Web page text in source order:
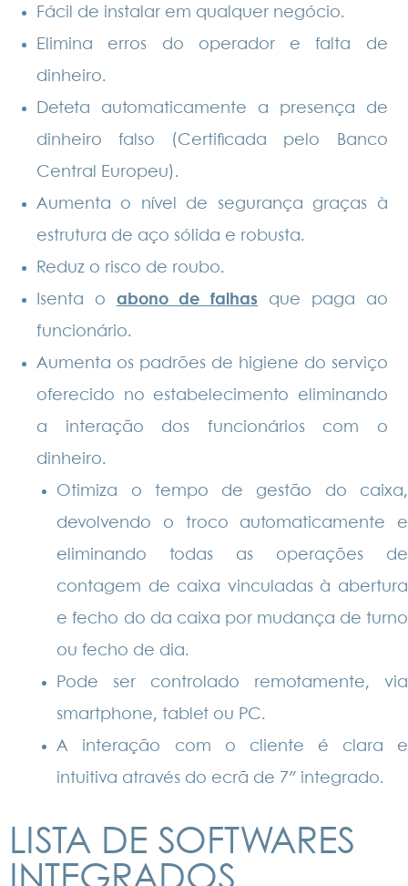
Fácil de instalar em qualquer negócio.
Elimina erros do operador e falta de
dinheiro.
Deteta automaticamente a presença de
dinheiro falso (Certificada pelo Banco
Central Europeu).
Aumenta o nível de segurança graças à
estrutura de aço sólida e robusta.
Reduz o risco de roubo.
Isenta o abono de falhas que paga ao
funcionário.
Aumenta os padrões de higiene do serviço
oferecido no estabelecimento eliminando
a interação dos funcionários com o
dinheiro.
Otimiza o tempo de gestão do caixa,
devolvendo o troco automaticamente e
eliminando todas as operações de
contagem de caixa vinculadas à abertura
e fecho do da caixa por mudança de turno
ou fecho de dia.
Pode ser controlado remotamente, via
smartphone, tablet ou PC.
A interação com o cliente é clara e
intuitiva através do ecrã de 7″ integrado.
LISTA DE SOFTWARES